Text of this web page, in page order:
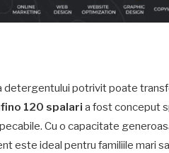
detergentului potrivit poate
120 spalari a fost conceput
Cu o capacitate
este ideal pentru familiile mari